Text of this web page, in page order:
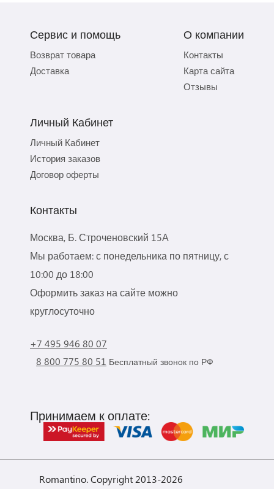
Сервис и помощь
Возврат товара
Доставка
О компании
Контакты
Карта сайта
Отзывы
Личный Кабинет
Личный Кабинет
История заказов
Договор оферты
Контакты
Москва, Б. Строченовский 15А
Мы работаем: с понедельника по пятницу, с
10:00 до 18:00
Оформить заказ на сайте можно
круглосуточно
+7 495 946 80 07
8 800 775 80 51 Бесплатный звонок по РФ
Принимаем к оплате:
Romantino. Copyright 2013-2026